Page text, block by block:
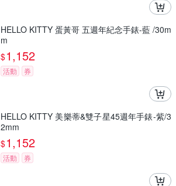
HELLO KITTY 蛋黃哥 五週年紀念手錶-藍 /30m
m
$1,152
活動 券
HELLO KITTY 美樂蒂&雙子星45週年手錶-紫/3
2mm
$1,152
活動 券